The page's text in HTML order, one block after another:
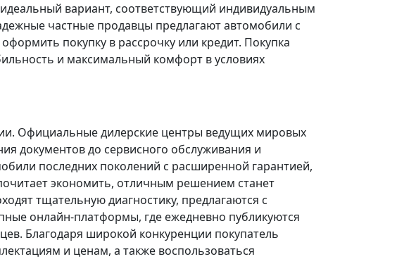
вариант, соответствующий индивидуальным
частные продавцы предлагают автомобили с
покупку в рассрочку или кредит. Покупка
и максимальный комфорт в условиях
Официальные дилерские центры ведущих мировых
документов до сервисного обслуживания и
последних поколений с расширенной гарантией,
экономить, отличным решением станет
тщательную диагностику, предлагаются с
онлайн-платформы, где ежедневно публикуются
Благодаря широкой конкуренции покупатель
и ценам, а также воспользоваться